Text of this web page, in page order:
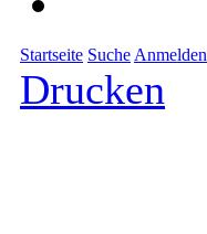
Startseite Suche Anmelden
Drucken